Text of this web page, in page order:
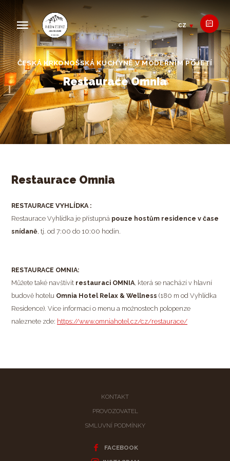
CZ
NEBO TERASOU
ČESKÁ KRKONOŠSKÁ KUCHYNĚ V MODERNÍM POJETÍ
Restaurace Omnia
Restaurace Omnia
RESTAURACE VYHLÍDKA :
Restaurace Vyhlídka je přístupná pouze hostům residence v čase
snídaně, tj. od 7:00 do 10:00 hodin.
RESTAURACE OMNIA:
Můžete také navštívit restauraci OMNIA, která se nachází v hlavní
budově hotelu Omnia Hotel Relax & Wellness (180 m od Vyhlídka
Residence). Více informací o menu a možnostech polopenze
naleznete zde: https://www.omniahotel.cz/cz/restaurace/
KONTAKT
PROVOZOVATEL
SMLUVNÍ PODMÍNKY
FACEBOOK